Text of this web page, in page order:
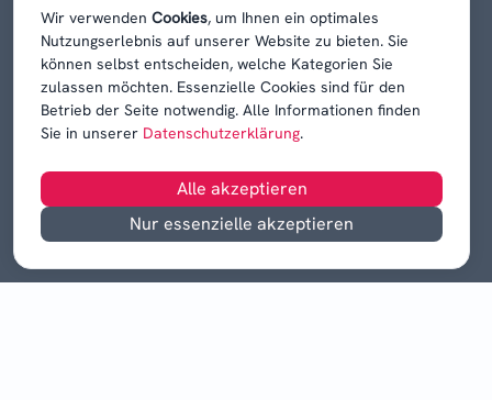
Wir verwenden Cookies, um Ihnen ein optimales
Nutzungserlebnis auf unserer Website zu bieten. Sie
können selbst entscheiden, welche Kategorien Sie
zulassen möchten. Essenzielle Cookies sind für den
Betrieb der Seite notwendig. Alle Informationen finden
Sie in unserer Datenschutzerklärung.
Alle akzeptieren
Nur essenzielle akzeptieren